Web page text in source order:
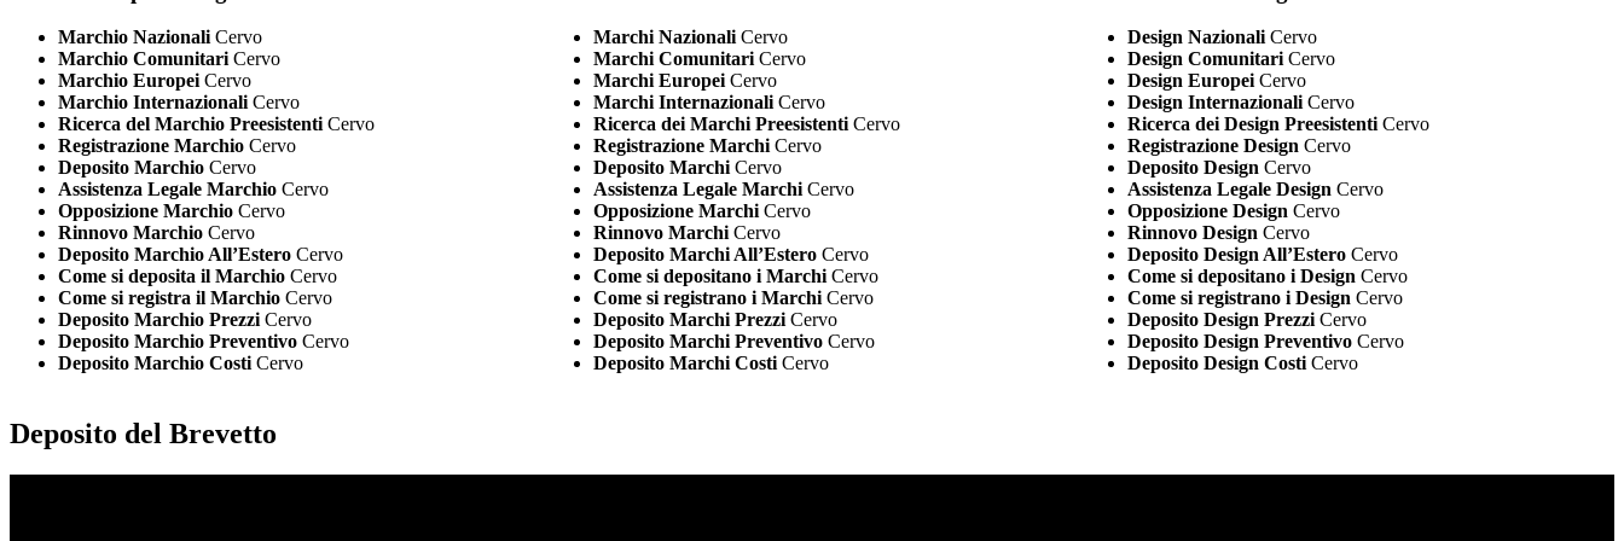
Marchio Nazionali Cervo
Marchio Comunitari Cervo
Marchio Europei Cervo
Marchio Internazionali Cervo
Ricerca del Marchio Preesistenti Cervo
Registrazione Marchio Cervo
Deposito Marchio Cervo
Assistenza Legale Marchio Cervo
Opposizione Marchio Cervo
Rinnovo Marchio Cervo
Deposito Marchio All’Estero Cervo
Come si deposita il Marchio Cervo
Come si registra il Marchio Cervo
Deposito Marchio Prezzi Cervo
Deposito Marchio Preventivo Cervo
Deposito Marchio Costi Cervo
Marchi NazionaliCervo
Marchi ComunitariCervo
Marchi EuropeiCervo
Marchi InternazionaliCervo
Ricerca dei Marchi PreesistentiCervo
Registrazione MarchiCervo
Deposito MarchiCervo
Assistenza Legale MarchiCervo
Opposizione MarchiCervo
Rinnovo MarchiCervo
Deposito Marchi All’EsteroCervo
Come si depositano i MarchiCervo
Come si registrano i MarchiCervo
Deposito Marchi PrezziCervo
Deposito Marchi PreventivoCervo
Deposito Marchi CostiCervo
Design Nazionali Cervo
Design Comunitari Cervo
Design Europei Cervo
Design Internazionali Cervo
Ricerca dei Design Preesistenti Cervo
Registrazione Design Cervo
Deposito Design Cervo
Assistenza Legale Design Cervo
Opposizione Design Cervo
Rinnovo Design Cervo
Deposito Design All’Estero Cervo
Come si depositano i Design Cervo
Come si registrano i Design Cervo
Deposito Design Prezzi Cervo
Deposito Design Preventivo Cervo
Deposito Design Costi Cervo
Deposito del Brevetto